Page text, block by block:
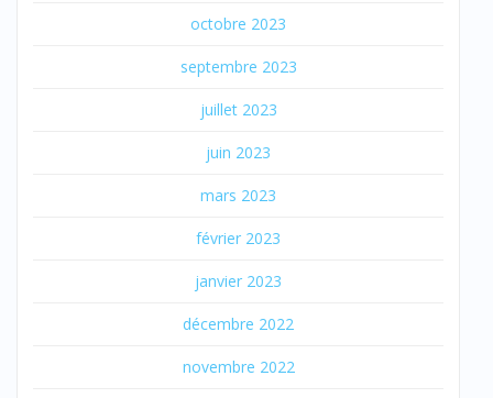
octobre 2023
septembre 2023
juillet 2023
juin 2023
mars 2023
février 2023
janvier 2023
décembre 2022
novembre 2022